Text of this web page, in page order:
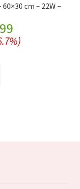
cm – 22W –
Current
price